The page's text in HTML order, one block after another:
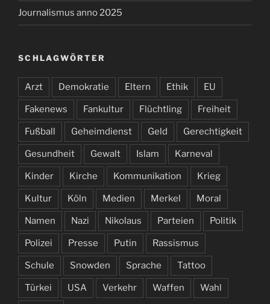
Journalismus anno 2025
SCHLAGWÖRTER
Arzt Demokratie Eltern Ethik EU
Fakenews Fankultur Flüchtling Freiheit
Fußball Geheimdienst Geld Gerechtigkeit
Gesundheit Gewalt Islam Karneval
Kinder Kirche Kommunikation Krieg
Kultur Köln Medien Merkel Moral
Namen Nazi Nikolaus Parteien Politik
Polizei Presse Putin Rassismus
Schule Snowden Sprache Tattoo
Türkei USA Verkehr Waffen Wahl